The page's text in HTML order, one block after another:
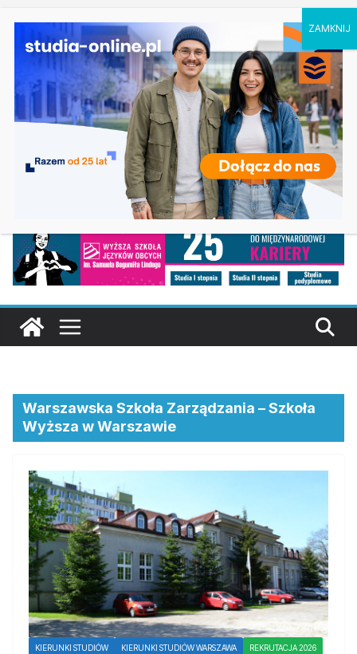
Ostatnie
wpisy:
Elektroniczne przetwarzanie informacji w
Krakowie
Prawo w Łomży
Pedagogika przedszkolna i wczesnoszkolna w
Skierniewicach
Kosmetologia w Opolu
Logistyka – studia inżynierskie na Uniwersytecie
Szczecińskim
Warszawska Szkoła Zarządzania – Szkoła
Wyższa w Warszawie
KIERUNKI STUDIÓW KIERUNKI STUDIÓW WARSZAWA REKRUTACJA 2026